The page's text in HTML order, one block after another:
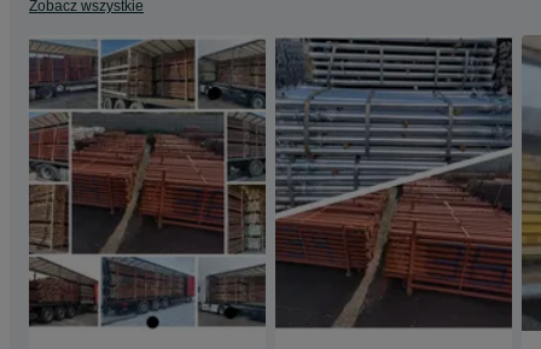
Zobacz wszystkie